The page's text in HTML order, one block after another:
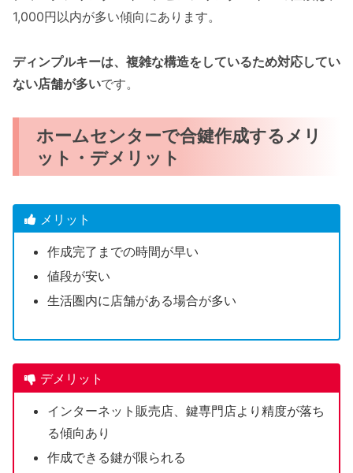
1,000円以内が多い傾向にあります。
ディンプルキーは、複雑な構造をしているため対応してい
ない店舗が多いです。
ホームセンターで合鍵作成するメリ
ット・デメリット
メリット
作成完了までの時間が早い
値段が安い
生活圏内に店舗がある場合が多い
デメリット
インターネット販売店、鍵専門店より精度が落ち
る傾向あり
作成できる鍵が限られる